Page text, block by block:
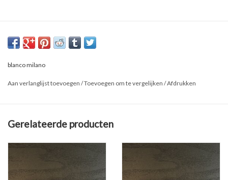
blanco milano
Aan verlanglijst toevoegen /Toevoegen om te vergelijken /Afdrukken
Gerelateerde producten